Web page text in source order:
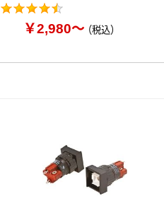
￥2,980～（税込）